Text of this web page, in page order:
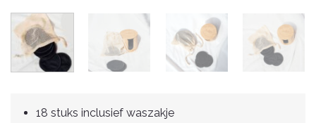
18 stuks inclusief waszakje